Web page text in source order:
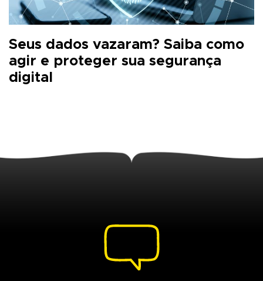
Seus dados vazaram? Saiba como
agir e proteger sua segurança
digital